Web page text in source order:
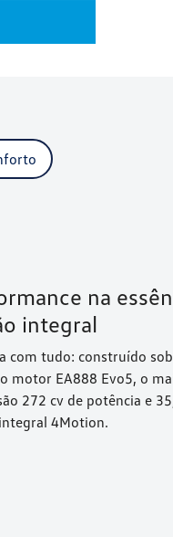
na
integral
com tudo: construído
motor EA888 Evo5, o
272 cv de potência e
4Motion.